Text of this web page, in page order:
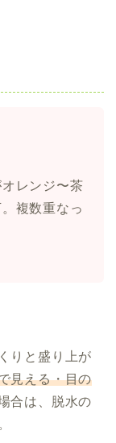
レンジ〜茶
複数重なっ
りと盛り上が
見える・目の
合は、脱水の